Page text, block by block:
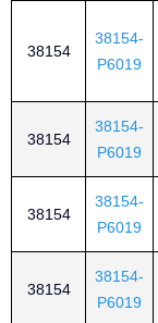
38154
38154-
P6019
38154
38154-
P6019
38154
38154-
P6019
38154
38154-
P6019